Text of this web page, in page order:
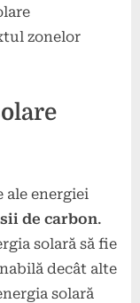
zonelor
ale energiei
de carbon.
solară să fie
decât alte
solară